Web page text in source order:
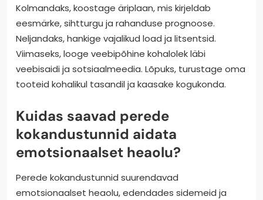
Kolmandaks, koostage äriplaan, mis kirjeldab
eesmärke, sihtturgu ja rahanduse prognoose.
Neljandaks, hankige vajalikud load ja litsentsid.
Viimaseks, looge veebipõhine kohalolek läbi
veebisaidi ja sotsiaalmeedia. Lõpuks, turustage oma
tooteid kohalikul tasandil ja kaasake kogukonda.
Kuidas saavad perede
kokandustunnid aidata
emotsionaalset heaolu?
Perede kokandustunnid suurendavad
emotsionaalset heaolu, edendades sidemeid ja